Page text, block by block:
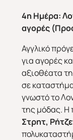
4η Ημέρα:
αγορές
Αγγλικό
για αγορές
αξιοθέατα
σε
γνωστό το
της μόδας. Η
Στρητ,